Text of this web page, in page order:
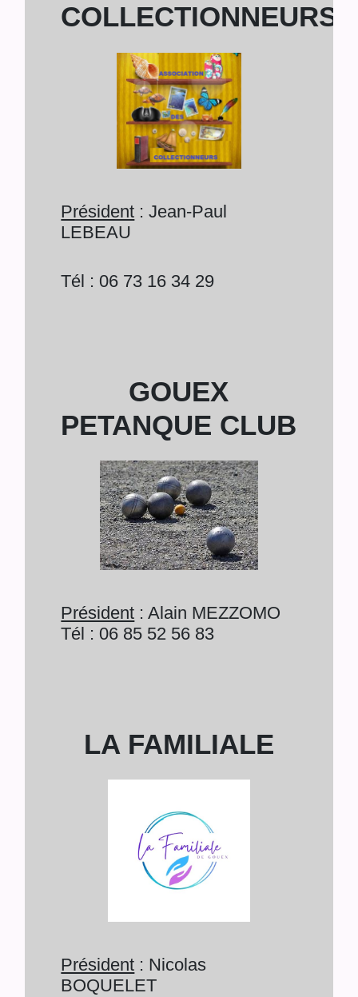
COLLECTIONNEURS
Président : Jean-Paul
LEBEAU
Tél : 06 73 16 34 29
GOUEX
PETANQUE CLUB
Président : Alain MEZZOMO
Tél : 06 85 52 56 83
LA FAMILIALE
Président : Nicolas
BOQUELET